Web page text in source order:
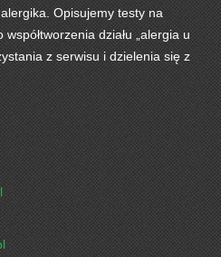
Opisujemy testy na
działu „alergia u
z serwisu i dzielenia się z